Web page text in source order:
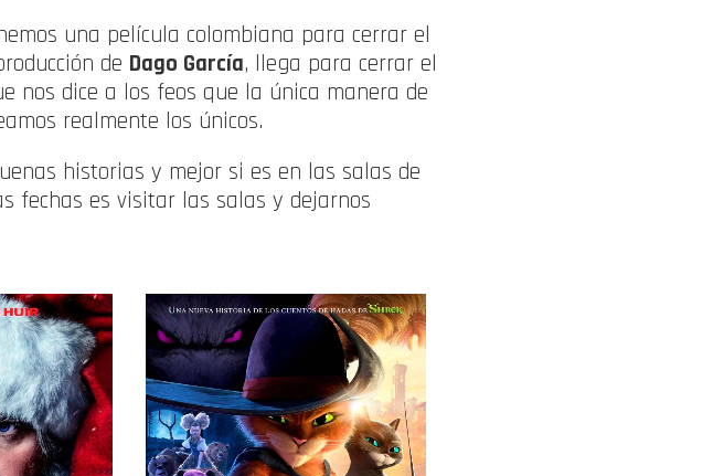
una película colombiana para cerrar el
de Dago García, llega para cerrar el
nos dice a los feos que la única manera de
realmente los únicos.
historias y mejor si es en las salas de
fechas es visitar las salas y dejarnos